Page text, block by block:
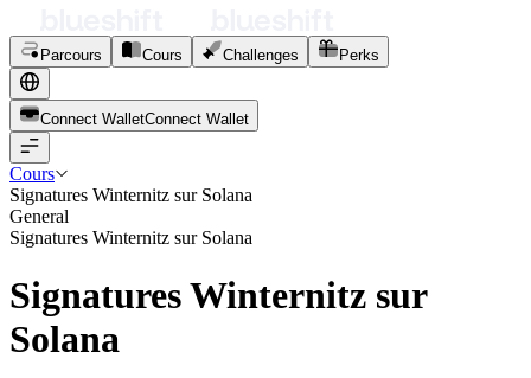
Parcours Cours Challenges Perks
Connect WalletConnect Wal et
Cours
Signatures Winternitz sur Solana
General
Signatures Winternitz sur Solana
Signatures Winternitz sur
Solana